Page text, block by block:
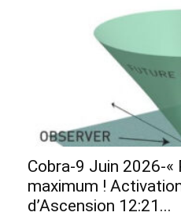
Cobra-9 Juin 2026-«
maximum !
d’Ascension 12:21...